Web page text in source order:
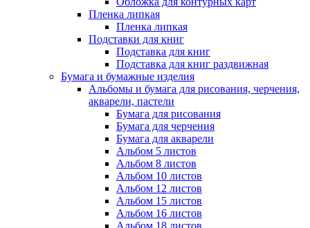
Пленка липкая
Пленка липкая
Подставки для книг
Подставка для книг
Подставка для книг раздвижная
Бумага и бумажные изделия
Альбомы и бумага для рисования, черчения,
акварели, пастели
Бумага для рисования
Бумага для черчения
Бумага для акварели
Альбом 5 листов
Альбом 8 листов
Альбом 10 листов
Альбом 12 листов
Альбом 15 листов
Альбом 16 листов
Альбом 18 листов